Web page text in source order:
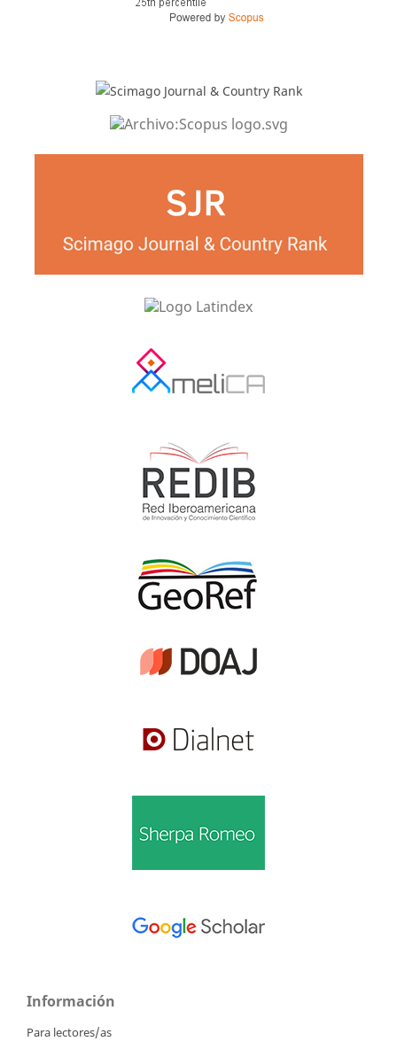
Información
Para lectores/as